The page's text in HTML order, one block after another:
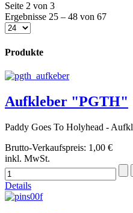
Seite 2 von 3
Ergebnisse 25 – 48 von 67
Produkte
Aufkleber "PGTH"
Paddy Goes To Holyhead -
Brutto-Verkaufspreis: 1,00 €
inkl. MwSt.
Details